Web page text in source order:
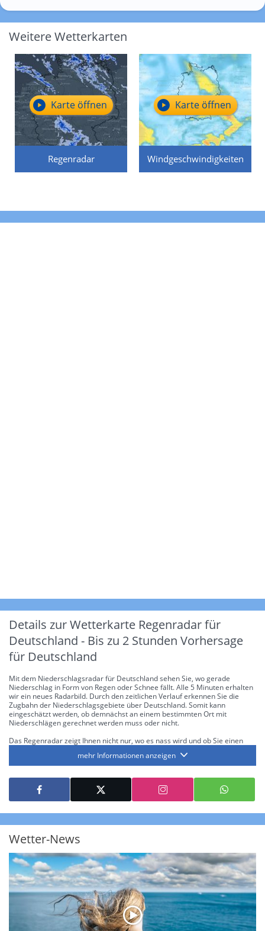
Weitere Wetterkarten
Regenradar
Karte öffnen
Windgeschwindigkeiten
Karte öffnen
Details zur Wetterkarte Regenradar für
Deutschland - Bis zu 2 Stunden Vorhersage
für Deutschland
Mit dem Niederschlagsradar für Deutschland sehen Sie, wo gerade
Niederschlag in Form von Regen oder Schnee fällt. Alle 5 Minuten erhalten
wir ein neues Radarbild. Durch den zeitlichen Verlauf erkennen Sie die
Zugbahn der Niederschlagsgebiete über Deutschland. Somit kann
eingeschätzt werden, ob demnächst an einem bestimmten Ort mit
Niederschlägen gerechnet werden muss oder nicht.
Das Regenradar zeigt Ihnen nicht nur, wo es nass wird und ob Sie einen
die Niederschlagsintensität. Diese bezieht sich laut offiziellen Richtlinien
jeweils auf die Niederschlagsmenge in l/m² pro Stunde Regen- bzw.
Schneefall. Die 6 Stufen sind wie folgt gegliedert: Die hellen Blautöne
symbolisieren leichte bis mäßige Regen- bzw. Schneefälle mit einer
Intensität bis 8.1 l/m² pro Stunde. Dunkelblau repräsentiert mäßige bis
starke Niederschläge bis 35 l/m² pro Stunde. Hier können bereits Gewitter
auftreten. Extreme bzw. unwetterartige Niederschlagsereignisse mit
über 150 l/m² pro Stunde an. Solche
Neben der Niederschlagsintensität kann auch die Zuggeschwindigkeit der
Niederschlagsgebiete und damit die Niederschlagsdauer abgeschätzt
werden. Neben der 5-minütigen Radaraufzeichnung gibt es eine
Niederschlagsprognosefür die nächsten 2 Stunden. So sehen Sie genau,
wann und wo in Deutschland mit Regen oder Schneefall zu rechnen ist bzw.
kennen zu jeder Zeit den genauen Verlauf einer Niederschlagsfront.
mehr Informationen anzeigen
Wetter-News